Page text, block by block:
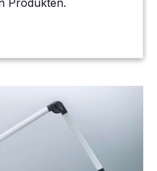
Produkten.